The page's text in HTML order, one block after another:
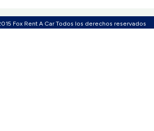
Fox Rent A Car Todos los derechos reservados